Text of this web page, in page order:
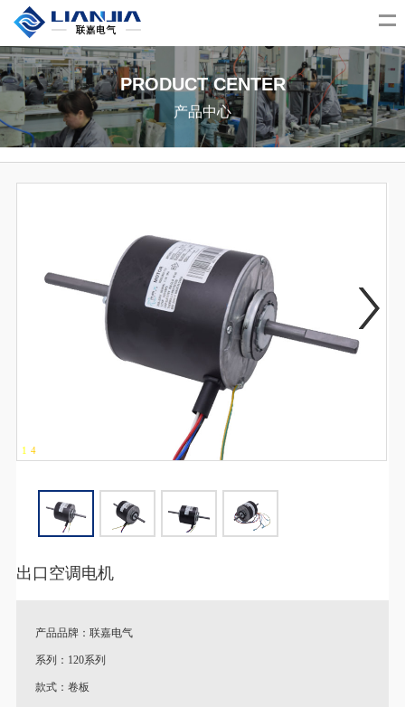
PRODUCT CENTER
产品中心
1 4
出口空调电机
产品品牌：联嘉电气
系列：120系列
款式：卷板